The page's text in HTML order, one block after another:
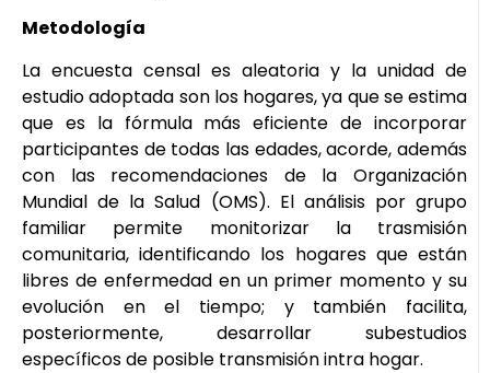
Metodología
La encuesta censal es aleatoria y la unidad de
estudio adoptada son los hogares, ya que se estima
que es la fórmula más eficiente de incorporar
participantes de todas las edades, acorde, además
con las recomendaciones de la Organización
Mundial de la Salud (OMS). El análisis por grupo
familiar permite monitorizar la trasmisión
comunitaria, identificando los hogares que están
libres de enfermedad en un primer momento y su
evolución en el tiempo; y también facilita,
posteriormente, desarrollar subestudios
específicos de posible transmisión intra hogar.